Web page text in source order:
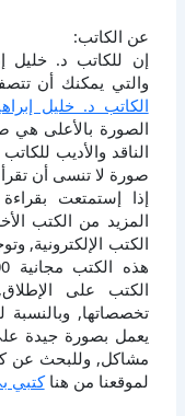
عن الكاتب:
إن للكاتب د. خليل
والتي يمكنك أن
الكاتب د. خليل
الصورة بالأعلى هي
الناقد والأديب
صورة لا تنسى أن
إذا إستمتعت
المزيد من الكتب
الكتب الإلكترونية,
الكتب على
يعمل بصورة جيدة
مشاكل, وللبحث عن
لموقعنا من هناكتبي